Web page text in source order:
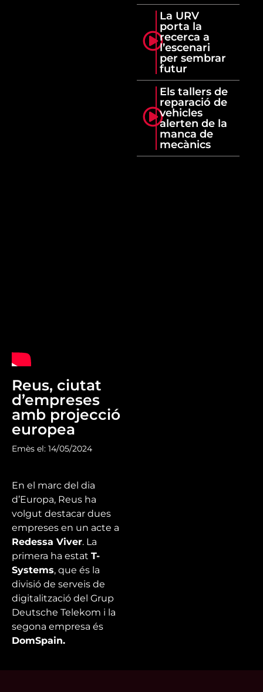
Reus, ciutat
d’empreses
amb projecció
europea
Emès el: 14/05/2024
En el marc del dia
d’Europa, Reus ha
volgut destacar dues
empreses en un acte a
Redessa Viver. La
primera ha estat T-
Systems, que és la
divisió de serveis de
digitalització del Grup
Deutsche Telekom i la
segona empresa és
DomSpain.
La URV
porta la
recerca a
l’escenari
per sembrar
futur
Els tallers de
reparació de
vehicles
alerten de la
manca de
mecànics